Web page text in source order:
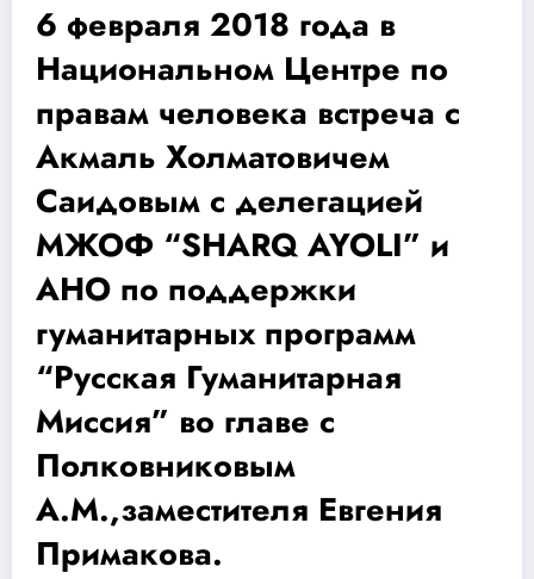
6 февраля 2018 года в
Национальном Центре по
правам человека встреча с
Акмаль Холматовичем
Саидовым с делегацией
МЖОФ “SHARQ AYOLI” и
АНО по поддержки
гуманитарных программ
“Русская Гуманитарная
Миссия” во главе с
Полковниковым
А.М.,заместителя Евгения
Примакова.